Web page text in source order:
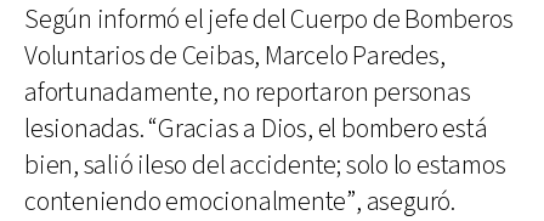
Según informó el jefe del Cuerpo de Bomberos
Voluntarios de Ceibas, Marcelo Paredes,
afortunadamente, no reportaron personas
lesionadas. “Gracias a Dios, el bombero está
bien, salió ileso del accidente; solo lo estamos
conteniendo emocionalmente”, aseguró.